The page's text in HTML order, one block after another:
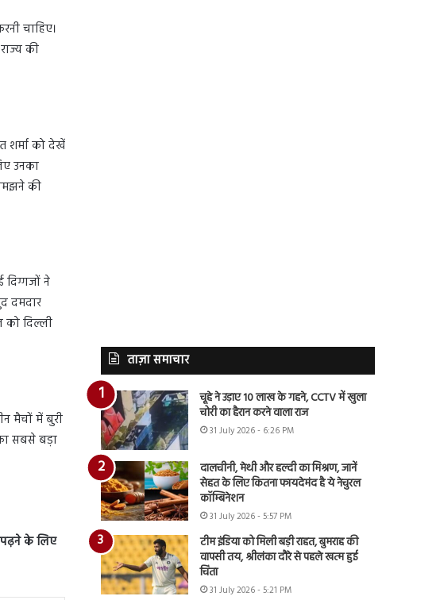
चाहिए।
की
शर्मा को देखें
उनका
की
ने
दमदार
को दिल्ली
मैचों में बुरी
सबसे बड़ा
पढ़ने के लिए
ताज़ा समाचार
चूहे ने उड़ाए 10 लाख के गहने, CCTV में खुला
चोरी का हैरान करने वाला राज
31 July 2026 - 6:26 PM
दालचीनी, मेथी और हल्दी का मिश्रण, जानें
सेहत के लिए कितना फायदेमंद है ये नेचुरल
कॉम्बिनेशन
31 July 2026 - 5:57 PM
टीम इंडिया को मिली बड़ी राहत, बुमराह की
वापसी तय, श्रीलंका दौरे से पहले खत्म हुई
चिंता
31 July 2026 - 5:21 PM